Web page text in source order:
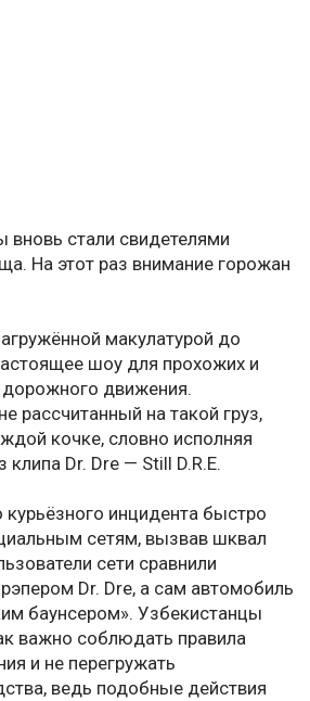
вновь стали свидетелями
На этот раз внимание горожан
макулатурой до
шоу для прохожих и
дорожного движения.
рассчитанный на такой груз,
кочке, словно исполняя
клипа Dr. Dre — Still D.R.E.
курьёзного инцидента быстро
сетям, вызвав шквал
сети сравнили
Dr. Dre, а сам автомобиль
баунсером». Узбекистанцы
важно соблюдать правила
и не перегружать
ведь подобные действия